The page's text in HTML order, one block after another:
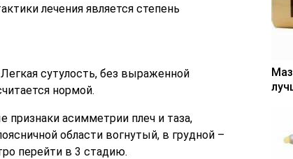
лечения является степень
сутулость, без выраженной
нормой.
признаки асимметрии плеч и таза,
области вогнутый, в грудной –
перейти в 3 стадию.